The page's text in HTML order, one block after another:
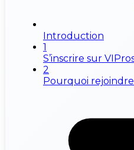
Introduction
1
S’inscrire sur
2
Pourquoi